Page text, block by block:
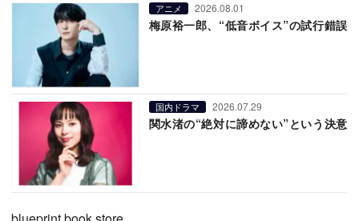
アニメ 2026.08.01
梅原裕一郎、“低音ボイス”の試行錯誤
国内ドラマ 2026.07.29
関水渚の“絶対に諦めない”という決意